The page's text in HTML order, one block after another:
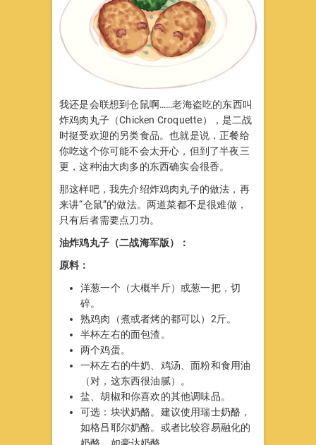
我还是会联想到仓鼠啊……老海盗吃的东西叫
炸鸡肉丸子（Chicken Croquette），是二战
时挺受欢迎的另类食品。也就是说，正餐给
你吃这个你可能不会太开心，但到了半夜三
更，这种油大肉多的东西确实会很香。
那这样吧，我先介绍炸鸡肉丸子的做法，再
来讲“仓鼠”的做法。两道菜都不是很难做，
只有后者需要点刀功。
油炸鸡丸子（二战海军版）：
原料：
洋葱一个（大概半斤）或葱一把，切
碎。
熟鸡肉（煮或者烤的都可以）2斤。
半杯左右的面包渣。
两个鸡蛋。
一杯左右的牛奶、鸡汤、面粉和食用油
（对，这东西很油腻）。
盐、胡椒和你喜欢的其他调味品。
可选：块状奶酪。建议使用瑞士奶酪，
如格吕耶尔奶酪。或者比较容易融化的